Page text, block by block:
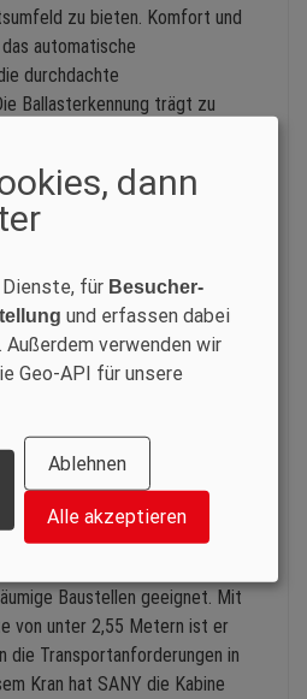
zu bieten. Komfort und
automatische
durchdachte
Ballasterkennung trägt zu
platzsparende
einen optimalen
bietet eine Tragfähigkeit
Auslegerlänge von 66
von 91 Metern.
Gelände-Kran SRE450N
seine Wendigkeit,
Baustellen geeignet. Mit
von unter 2,55 Metern ist er
die Transportanforderungen in
Kran hat SANY die Kabine
dann
für Besucher-
und erfassen dabei
verwenden wir
Geo-API für unsere
Ablehnen
Alle akzeptieren